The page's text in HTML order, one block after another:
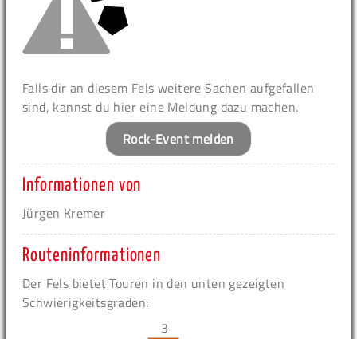
Falls dir an diesem Fels weitere Sachen aufgefallen
sind, kannst du hier eine Meldung dazu machen.
Rock-Event melden
Informationen von
Jürgen Kremer
Routeninformationen
Der Fels bietet Touren in den unten gezeigten
Schwierigkeitsgraden:
3